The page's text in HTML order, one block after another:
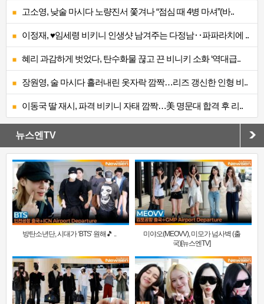
고소영, 낮술 마시다 노량진서 쫓겨나 “점심 때 4병 마셔”(바..
이정재, ♥임세령 비키니 인생샷 남겨주는 다정남‥파파라치에 ..
혜리 과감하게 벗었다, 탄수화물 끊고 끈 비니키 소화 ‘역대급..
장원영, 술 마시다 흘러내린 옷자락 깜짝…리즈 갱신한 인형 비..
이동국 딸 재시, 파격 비키니 자태 깜짝…美 명문대 합격 후 리..
뉴스엔TV
방탄소년단, 시대가 ‘BTS’ 원해🎵 ..
미야오(MEOVV), 미모가 넘사벽 (출
국)[뉴스엔TV]